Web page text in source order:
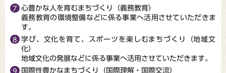
心豊かな人を育むまちづくり（義務教育）
義務教育の環境整備などに係る事業へ活用させていただきま
す。
学び、文化を育て、スポーツを楽しむまちづくり（地域文
化）
地域文化の発展などに係る事業へ活用させていただきます。
国際性豊かなまちづくり（国際理解・国際交流）